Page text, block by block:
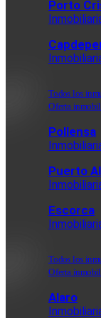
Porto
Todos los
Oferta
Pollensa
Puerto
Escorca
Todos los
Oferta
Alaro